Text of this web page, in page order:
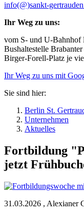
info(@)sankt-
Ihr Weg zu uns:
vom S- und U-Bahnhof
Bushaltestelle
Birger-Forell-Platz je
Ihr Weg zu uns mit
Sie sind hier:
Berlin St.
Unternehmen
Aktuelles
Fortbildung
jetzt
31.03.2026 , Alexianer